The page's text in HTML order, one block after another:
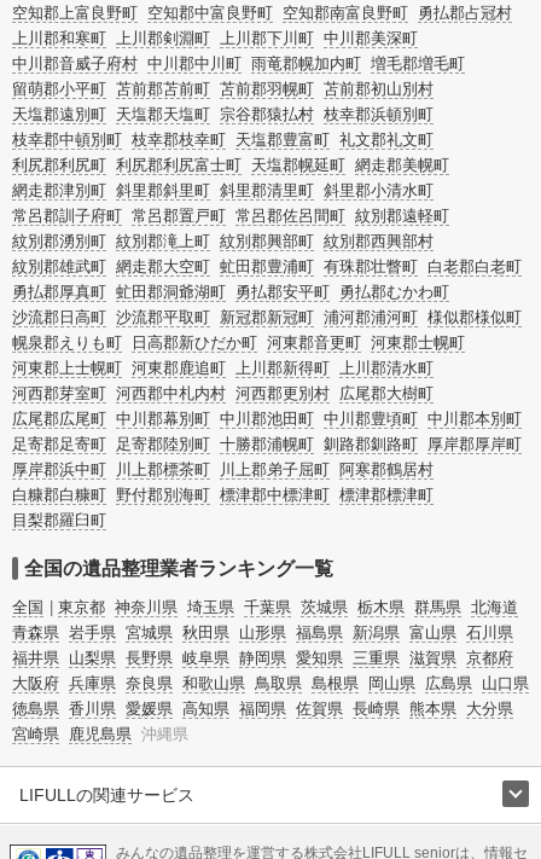
空知郡上富良野町 空知郡中富良野町 空知郡南富良野町 勇払郡占冠村
上川郡和寒町 上川郡剣淵町 上川郡下川町 中川郡美深町
中川郡音威子府村 中川郡中川町 雨竜郡幌加内町 増毛郡増毛町
留萌郡小平町 苫前郡苫前町 苫前郡羽幌町 苫前郡初山別村
天塩郡遠別町 天塩郡天塩町 宗谷郡猿払村 枝幸郡浜頓別町
枝幸郡中頓別町 枝幸郡枝幸町 天塩郡豊富町 礼文郡礼文町
利尻郡利尻町 利尻郡利尻富士町 天塩郡幌延町 網走郡美幌町
網走郡津別町 斜里郡斜里町 斜里郡清里町 斜里郡小清水町
常呂郡訓子府町 常呂郡置戸町 常呂郡佐呂間町 紋別郡遠軽町
紋別郡湧別町 紋別郡滝上町 紋別郡興部町 紋別郡西興部村
紋別郡雄武町 網走郡大空町 虻田郡豊浦町 有珠郡壮瞥町 白老郡白老町
勇払郡厚真町 虻田郡洞爺湖町 勇払郡安平町 勇払郡むかわ町
沙流郡日高町 沙流郡平取町 新冠郡新冠町 浦河郡浦河町 様似郡様似町
幌泉郡えりも町
日高郡新ひだか町 河東郡音更町 河東郡士幌町
河東郡上士幌町 河東郡鹿追町 上川郡新得町 上川郡清水町
河西郡芽室町 河西郡中札内村 河西郡更別村 広尾郡大樹町
広尾郡広尾町 中川郡幕別町 中川郡池田町 中川郡豊頃町 中川郡本別町
足寄郡足寄町 足寄郡陸別町 十勝郡浦幌町 釧路郡釧路町 厚岸郡厚岸町
厚岸郡浜中町
川上郡標茶町 川上郡弟子屈町 阿寒郡鶴居村
白糠郡白糠町 野付郡別海町 標津郡中標津町 標津郡標津町
目梨郡羅臼町
全国の遺品整理業者ランキング一覧
全国 東京都 神奈川県 埼玉県 千葉県 茨城県 栃木県 群馬県 北海道
青森県 岩手県 宮城県 秋田県 山形県 福島県 新潟県 富山県 石川県
福井県 山梨県 長野県 岐阜県 静岡県 愛知県 三重県 滋賀県 京都府
大阪府 兵庫県 奈良県 和歌山県 鳥取県 島根県 岡山県 広島県 山口県
徳島県 香川県 愛媛県 高知県 福岡県 佐賀県 長崎県 熊本県 大分県
宮崎県 鹿児島県 沖縄県
LIFULLの関連サービス
みんなの遺品整理を運営する株式会社LIFULL seniorは、情報セ